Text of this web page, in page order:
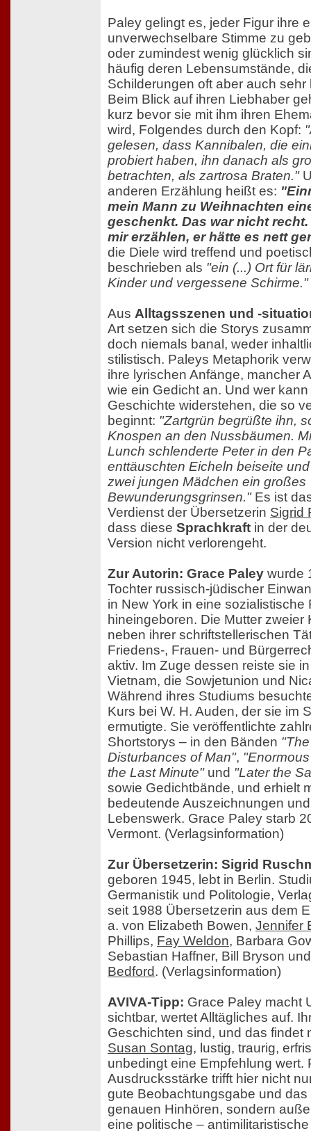
Paley gelingt es, jeder Figur ihre
unverwechselbare Stimme zu
oder zumindest wenig glücklich
häufig deren Lebensumstände,
Schilderungen oft aber auch sehr
Beim Blick auf ihren Liebhaber
kurz bevor sie mit ihm ihren
wird, Folgendes durch den Kopf:
gelesen, dass Kannibalen, die
probiert haben, ihn danach als
betrachten, als zartrosa Braten."
anderen Erzählung heißt es:
mein Mann zu Weihnachten
geschenkt. Das war nicht
mir erzählen, er hätte es nett
die Diele wird treffend und
beschrieben als "ein (...) Ort für
Kinder und vergessene Schirme."
Aus Alltagsszenen und -
Art setzen sich die Storys
doch niemals banal, weder
stilistisch. Paleys Metaphorik
ihre lyrischen Anfänge, mancher
wie ein Gedicht an. Und wer
Geschichte widerstehen, die so
beginnt: "Zartgrün begrüßte ihn,
Knospen an den Nussbäumen.
Lunch schlenderte Peter in den
enttäuschten Eicheln beiseite
zwei jungen Mädchen ein großes
Bewunderungsgrinsen."Es ist
Verdienst der Übersetzerin Sigrid
dass diese Sprachkraft in der
Version nicht verlorengeht.
Zur Autorin: Grace Paley wurde
Tochter russisch-jüdischer
in New York in eine sozialistische
hineingeboren. Die Mutter zweier
neben ihrer schriftstellerischen
Friedens-, Frauen- und
aktiv. Im Zuge dessen reiste sie
Vietnam, die Sowjetunion und
Während ihres Studiums
Kurs bei W. H. Auden, der sie im
ermutigte. Sie veröffentlichte
Shortstorys – in den Bänden
Disturbances of Man",
the Last Minute"und "Later the
sowie Gedichtbände, und erhielt
bedeutende Auszeichnungen
Lebenswerk. Grace Paley starb
Vermont. (Verlagsinformation)
Zur Übersetzerin: Sigrid
geboren 1945, lebt in Berlin.
Germanistik und Politologie,
seit 1988 Übersetzerin aus dem
a. von Elizabeth Bowen, Jennifer
Phillips, Fay Weldon, Barbara
Sebastian Haffner, Bill Bryson
Bedford. (Verlagsinformation)
AVIVA-Tipp: Grace Paley macht
sichtbar, wertet Alltägliches auf.
Geschichten sind, und das findet
Susan Sontag, lustig, traurig,
unbedingt eine Empfehlung wert.
Ausdrucksstärke trifft hier nicht
gute Beobachtungsgabe und das
genauen Hinhören, sondern
eine politische –